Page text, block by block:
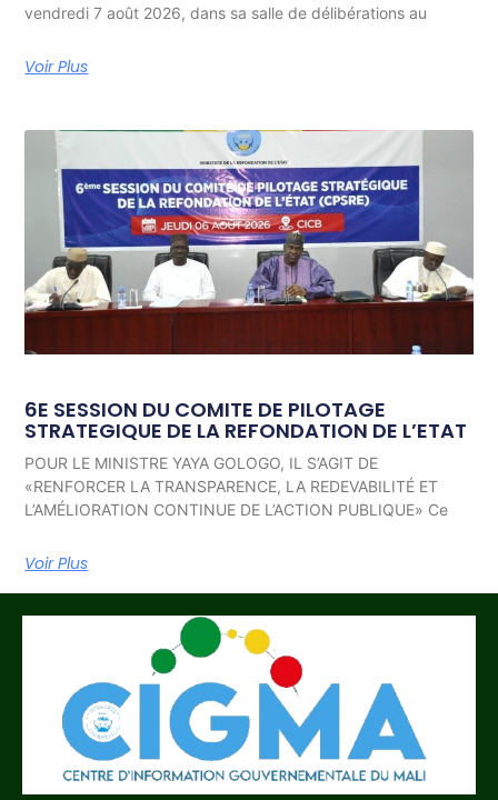
vendredi 7 août 2026, dans sa salle de délibérations au
Voir Plus
6E SESSION DU COMITE DE PILOTAGE
STRATEGIQUE DE LA REFONDATION DE L’ETAT
POUR LE MINISTRE YAYA GOLOGO, IL S’AGIT DE
«RENFORCER LA TRANSPARENCE, LA REDEVABILITÉ ET
L’AMÉLIORATION CONTINUE DE L’ACTION PUBLIQUE» Ce
Voir Plus